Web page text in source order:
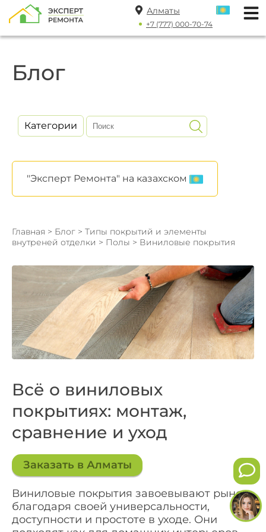
Алматы
+7 (777) 000-70-74
Блог
Категории
"Эксперт Ремонта" на казахском
Главная > Блог > Типы покрытий и элементы
внутреней отделки > Полы > Виниловые покрытия
Всё о виниловых
покрытиях: монтаж,
сравнение и уход
Заказать в Алматы
Виниловые покрытия завоевывают рынок
благодаря своей универсальности,
доступности и простоте в уходе. Они